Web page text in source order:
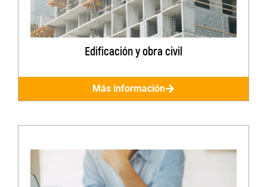
Edificación y obra civil
Más información